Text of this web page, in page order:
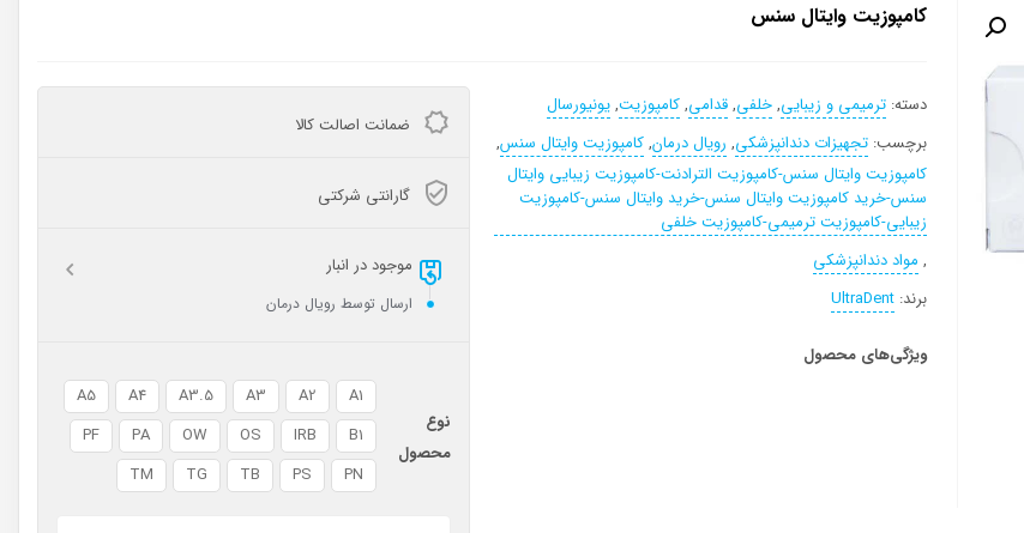
کامپوزیت وایتال سنس
دسته:ترمیمی و زیبایی,خلفی,قدامی,کامپوزیت,یونیورسال
برچسب:تجهیزات دندانپزشکی, رویال درمان,کامپوزیت وایتال سنس,
کامپوزیت وایتال سنس-کامپوزیت الترادنت-کامپوزیت زیبایی وایتال
سنس-خرید کامپوزیت وایتال سنس-خرید وایتال سنس-کامپوزیت
زیبایی-کامپوزیت ترمیمی-کامپوزیت خلفی
, مواد دندانپزشکی
برند:UltraDent
ویژگی‌های محصول
ضمانت اصالت کالا
گارانتی شرکتی
موجود در انبار
ارسال توسط رویال درمان
نوع
محصول
A1
A2
A3
A3.5
A4
A5
B1
IRB
OS
OW
PA
PF
PN
PS
TB
TG
TM